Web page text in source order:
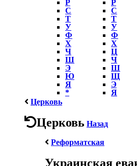
Р
С
Т
У
Ф
Х
Ч
Ш
Э
Ю
Я
*
Р
С
Т
У
Ф
Х
Ц
Ч
Ш
Щ
Э
Я
Церковь
Церковь Назад
Реформатская
Украинская